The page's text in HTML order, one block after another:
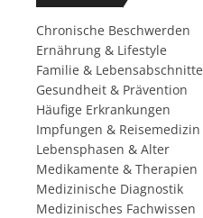
Chronische Beschwerden
Ernährung & Lifestyle
Familie & Lebensabschnitte
Gesundheit & Prävention
Häufige Erkrankungen
Impfungen & Reisemedizin
Lebensphasen & Alter
Medikamente & Therapien
Medizinische Diagnostik
Medizinisches Fachwissen